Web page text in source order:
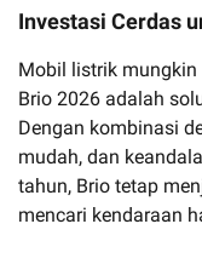
Investasi Cerdas
Mobil listrik mungkin
Brio 2026 adalah
Dengan kombinasi
mudah, dan
tahun, Brio tetap
mencari kendaraan